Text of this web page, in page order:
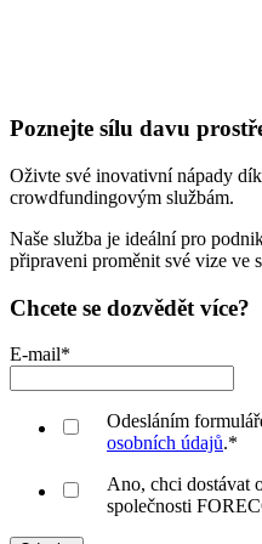
Poznejte sílu davu
Oživte své inovativní nápady
crowdfundingovým službám.
Naše služba je ideální pro
připraveni proměnit své vize ve
Chcete se dozvědět více?
E-mail*
Odesláním
osobních údajů.*
Ano, chci dostávat
společnosti